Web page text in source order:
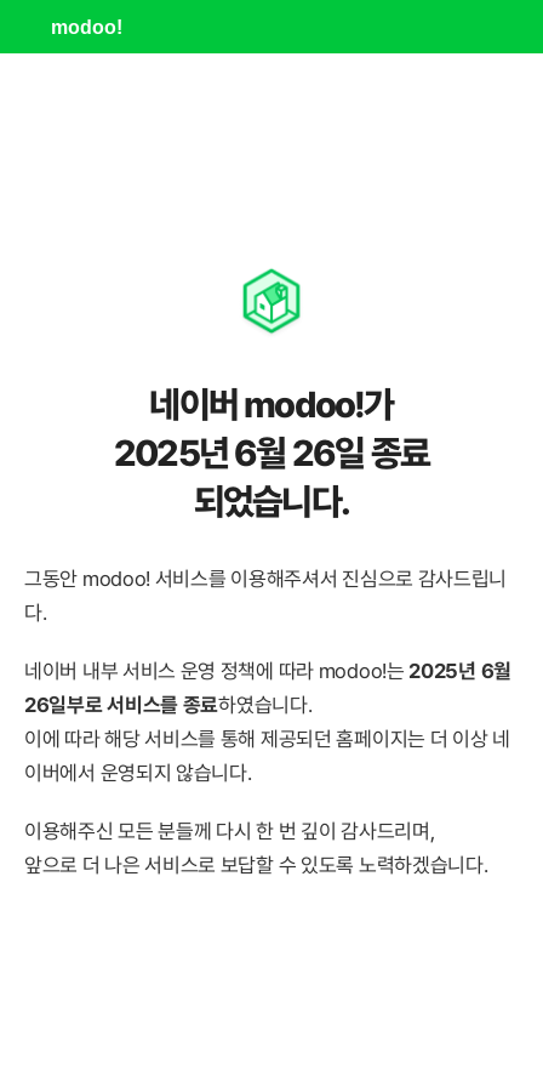
modoo!
네이버 modoo!가
2025년 6월 26일 종료
되었습니다.
그동안 modoo! 서비스를 이용해주셔서 진심으로 감사드립니
다.
네이버 내부 서비스 운영 정책에 따라 modoo!는 2025년 6월
26일부로 서비스를 종료하였습니다.
이에 따라 해당 서비스를 통해 제공되던 홈페이지는 더 이상 네
이버에서 운영되지 않습니다.
이용해주신 모든 분들께 다시 한 번 깊이 감사드리며,
앞으로 더 나은 서비스로 보답할 수 있도록 노력하겠습니다.